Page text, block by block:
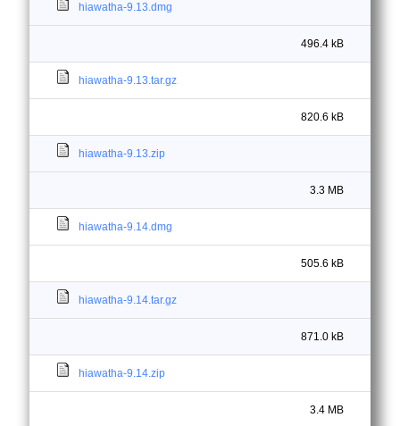
hiawatha-9.13.dmg
496.4 kB
hiawatha-9.13.tar.gz
820.6 kB
hiawatha-9.13.zip
3.3 MB
hiawatha-9.14.dmg
505.6 kB
hiawatha-9.14.tar.gz
871.0 kB
hiawatha-9.14.zip
3.4 MB